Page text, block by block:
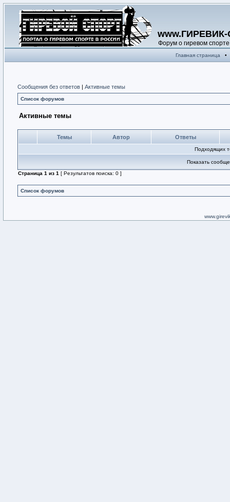
Форум о гиревом спорте
Главная страница •
Сообщения без ответов | Активные темы
Список форумов
Активные темы
Темы Автор Ответы
Подходящих
Показать
Страница 1 из 1 [ Результатов поиска: 0 ]
Список форумов